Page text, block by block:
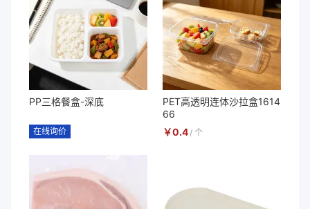
PP三格餐盒-深底
在线询价
PET高透明连体沙拉盒1614
66
￥0.4 / 个